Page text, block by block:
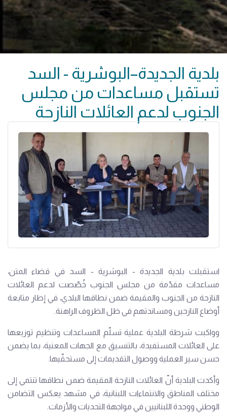
بلدية الجديدة–البوشرية - السد
تستقبل مساعدات من مجلس
الجنوب لدعم العائلات النازحة
استقبلت بلدية الجديدة - البوشرية - السد في قضاء المتن،
مساعدات مقدّمة من مجلس الجنوب خُصّصت لدعم العائلات
النازحة من الجنوب والمقيمة ضمن نطاقها البلدي، في إطار متابعة
أوضاع النازحين ومساندتهم في ظل الظروف الراهنة.
وواكبت شرطة البلدية عملية تسلّم المساعدات وتنظيم توزيعها
على العائلات المستفيدة، بالتنسيق مع الجهات المعنية، بما يضمن
حسن سير العملية ووصول التقديمات إلى مستحقّيها.
وأكدت البلدية أنّ العائلات النازحة المقيمة ضمن نطاقها تنتمي إلى
مختلف المناطق والانتماءات اللبنانية، في مشهد يعكس التضامن
الوطني ووحدة اللبنانيين في مواجهة التحديات والأزمات.